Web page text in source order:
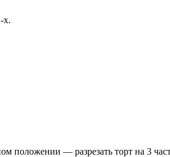
х.
положении — разрезать торт на 3